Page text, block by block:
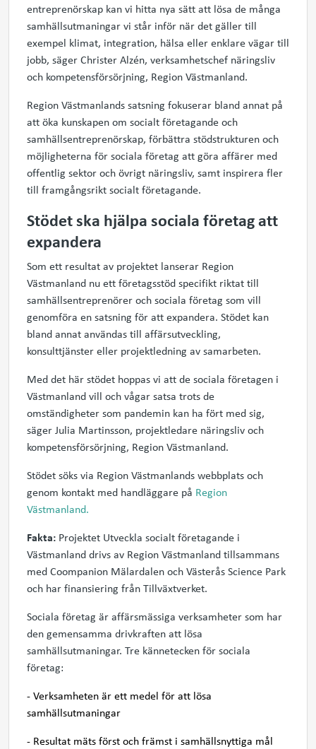
entreprenörskap kan vi hitta nya sätt att lösa de många
samhällsutmaningar vi står inför när det gäller till
exempel klimat, integration, hälsa eller enklare vägar till
jobb, säger Christer Alzén, verksamhetschef näringsliv
och kompetensförsörjning, Region Västmanland.
Region Västmanlands satsning fokuserar bland annat på
att öka kunskapen om socialt företagande och
samhällsentreprenörskap, förbättra stödstrukturen och
möjligheterna för sociala företag att göra affärer med
offentlig sektor och övrigt näringsliv, samt inspirera fler
till framgångsrikt socialt företagande.
Stödet ska hjälpa sociala företag att
expandera
Som ett resultat av projektet lanserar Region
Västmanland nu ett företagsstöd specifikt riktat till
samhällsentreprenörer och sociala företag som vill
genomföra en satsning för att expandera. Stödet kan
bland annat användas till affärsutveckling,
konsulttjänster eller projektledning av samarbeten.
Med det här stödet hoppas vi att de sociala företagen i
Västmanland vill och vågar satsa trots de
omständigheter som pandemin kan ha fört med sig,
säger Julia Martinsson, projektledare näringsliv och
kompetensförsörjning, Region Västmanland.
Stödet söks via Region Västmanlands webbplats och
genom kontakt med handläggare på Region
Västmanland.
Fakta: Projektet Utveckla socialt företagande i
Västmanland drivs av Region Västmanland tillsammans
med Coompanion Mälardalen och Västerås Science Park
och har finansiering från Tillväxtverket.
Sociala företag är affärsmässiga verksamheter som har
den gemensamma drivkraften att lösa
samhällsutmaningar. Tre kännetecken för sociala
företag:
- Verksamheten är ett medel för att lösa
samhällsutmaningar
- Resultat mäts först och främst i samhällsnyttiga mål